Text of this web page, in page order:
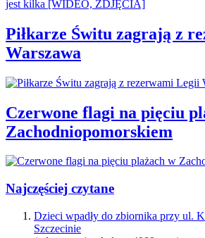
Piłkarze Świtu zagrają z
Warszawa
Czerwone flagi na pięciu
Zachodniopomorskiem
Najczęściej czytane
Dzieci wpadły do zbiornika przy ul.
Szczecinie